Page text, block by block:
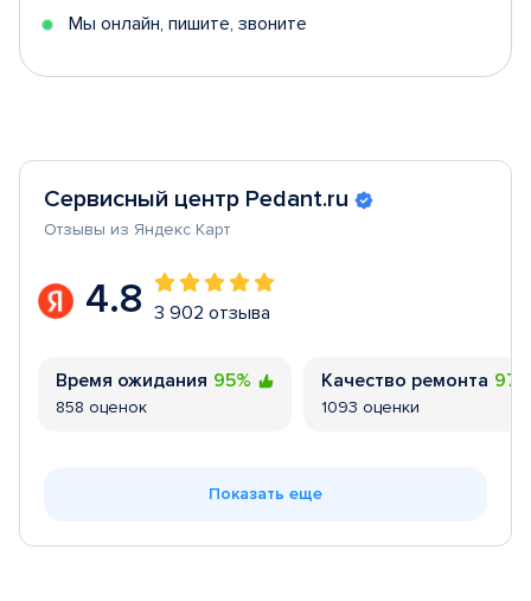
Мы онлайн, пишите, звоните
Сервисный центр Pedant.ru
Отзывы из Яндекс Карт
4.8 3 902 отзыва
Время ожидания 95%
858 оценок
Качество ремонта
1093 оценки
Показать еще